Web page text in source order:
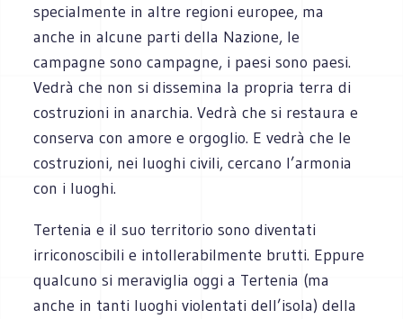
specialmente in altre regioni europee, ma
anche in alcune parti della Nazione, le
campagne sono campagne, i paesi sono paesi.
Vedrà che non si dissemina la propria terra di
costruzioni in anarchia. Vedrà che si restaura e
conserva con amore e orgoglio. E vedrà che le
costruzioni, nei luoghi civili, cercano l’armonia
con i luoghi.
Tertenia e il suo territorio sono diventati
irriconoscibili e intollerabilmente brutti. Eppure
qualcuno si meraviglia oggi a Tertenia (ma
anche in tanti luoghi violentati dell’isola) della